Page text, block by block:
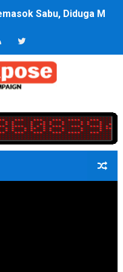
Sabu, Diduga
Salurkan Dana PIP
SulaimanBerau
Pimpin Dua Bupati
Bekasi Tekan Angka
ADD Desa